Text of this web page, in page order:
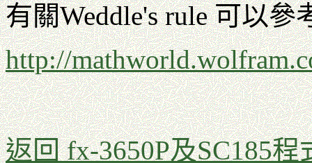
有關Weddle's rule 可以參
http://
返回 fx-3650P及SC185程